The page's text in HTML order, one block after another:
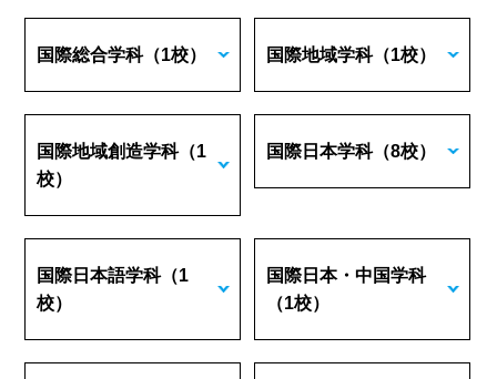
国際総合学科（1校） 国際地域学科（1校）
国際地域創造学科（1
校）
国際日本学科（8校）
国際日本語学科（1
校）
国際日本・中国学科
（1校）